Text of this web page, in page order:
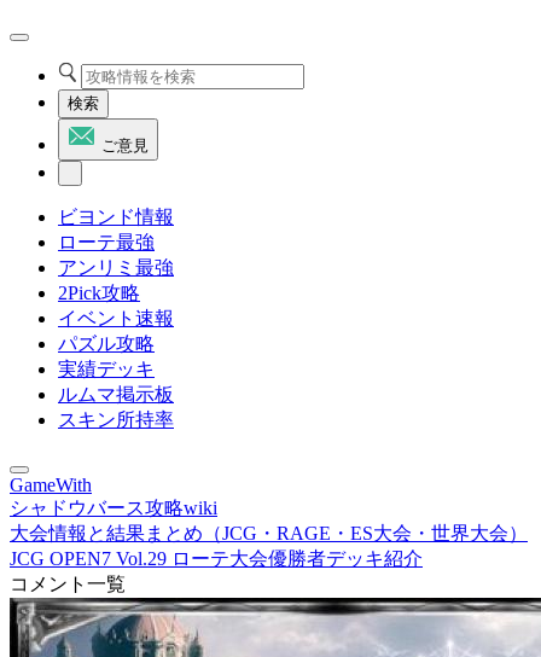
検索
ご意見
ビヨンド情報
ローテ最強
アンリミ最強
2Pick攻略
イベント速報
パズル攻略
実績デッキ
ルムマ掲示板
スキン所持率
GameWith
シャドウバース攻略wiki
大会情報と結果まとめ（JCG・RAGE・ES大会・世界大会）
JCG OPEN7 Vol.29 ローテ大会優勝者デッキ紹介
コメント一覧